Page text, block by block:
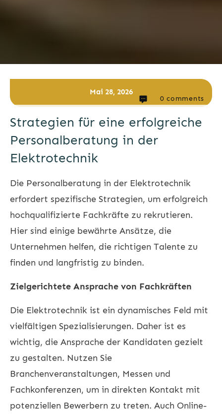
Mai 28, 2026
0 comments
Strategien für eine erfolgreiche
Personalberatung in der
Elektrotechnik
Die Personalberatung in der Elektrotechnik
erfordert spezifische Strategien, um erfolgreich
hochqualifizierte Fachkräfte zu rekrutieren.
Hier sind einige bewährte Ansätze, die
Unternehmen helfen, die richtigen Talente zu
finden und langfristig zu binden.
Zielgerichtete Ansprache von Fachkräften
Die Elektrotechnik ist ein dynamisches Feld mit
vielfältigen Spezialisierungen. Daher ist es
wichtig, die Ansprache der Kandidaten gezielt
zu gestalten. Nutzen Sie
Branchenveranstaltungen, Messen und
Fachkonferenzen, um in direkten Kontakt mit
potenziellen Bewerbern zu treten. Auch Online-